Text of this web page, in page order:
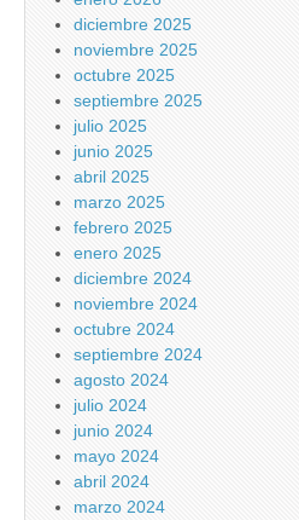
diciembre 2025
noviembre 2025
octubre 2025
septiembre 2025
julio 2025
junio 2025
abril 2025
marzo 2025
febrero 2025
enero 2025
diciembre 2024
noviembre 2024
octubre 2024
septiembre 2024
agosto 2024
julio 2024
junio 2024
mayo 2024
abril 2024
marzo 2024